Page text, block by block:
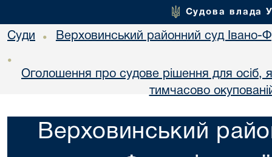
Судова влада
Суди • Верховинський районний суд Івано-
•
Оголошення про судове рішення для осіб,
тимчасово
Верховинський